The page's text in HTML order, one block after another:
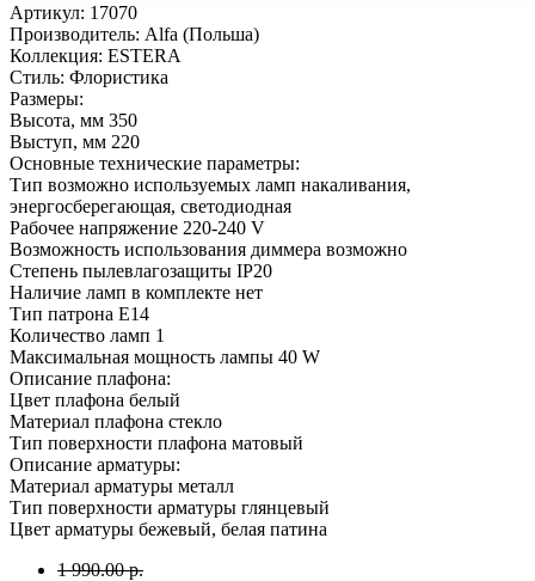
Артикул: 17070
Производитель: Alfa (Польша)
Коллекция: ESTERA
Стиль: Флористика
Размеры:
Высота, мм 350
Выступ, мм 220
Основные технические параметры:
Тип возможно используемых ламп накаливания,
энергосберегающая, светодиодная
Рабочее напряжение 220-240 V
Возможность использования диммера возможно
Степень пылевлагозащиты IP20
Наличие ламп в комплекте нет
Тип патрона E14
Количество ламп 1
Максимальная мощность лампы 40 W
Описание плафона:
Цвет плафона белый
Материал плафона стекло
Тип поверхности плафона матовый
Описание арматуры:
Материал арматуры металл
Тип поверхности арматуры глянцевый
Цвет арматуры бежевый, белая патина
1 990.00 р.